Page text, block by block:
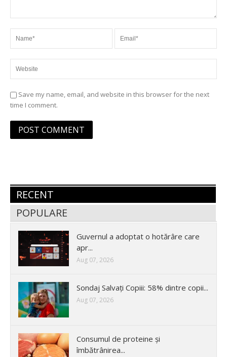
Save my name, email, and website in this browser for the next
time I comment.
RECENT
POPULARE
Guvernul a adoptat o hotărâre care
apr...
Aug 07, 2026
Sondaj Salvați Copiii: 58% dintre copii...
Aug 07, 2026
Consumul de proteine și
îmbătrânirea...